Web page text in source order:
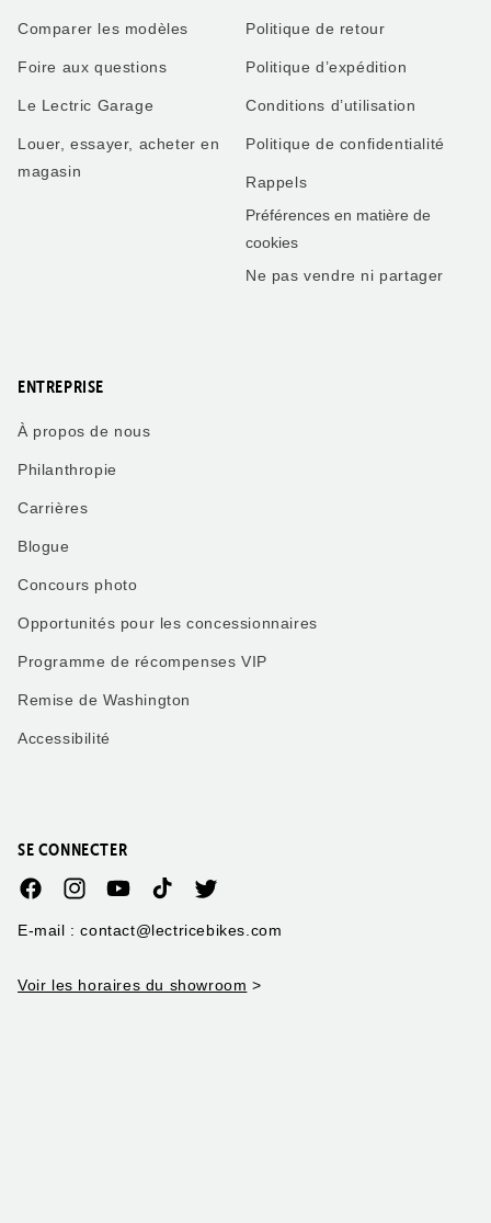
Comparer les modèles
Foire aux questions
Le Lectric Garage
Louer, essayer, acheter en
magasin
Politique de retour
Politique d’expédition
Conditions d’utilisation
Politique de confidentialité
Rappels
Préférences en matière de
cookies
Ne pas vendre ni partager
ENTREPRISE
À propos de nous
Philanthropie
Carrières
Blogue
Concours photo
Opportunités pour les concessionnaires
Programme de récompenses VIP
Remise de Washington
Accessibilité
SE CONNECTER
FacebookInstagramYouTubeTikTokTwitter
E-mail : contact@lectricebikes.com
Voir les horaires du showroom >